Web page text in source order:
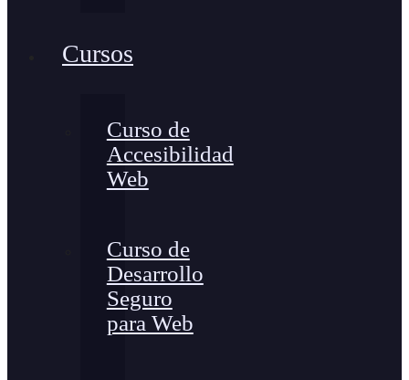
Cursos
Curso de
Accesibilidad
Web
Curso de
Desarrollo
Seguro
para Web